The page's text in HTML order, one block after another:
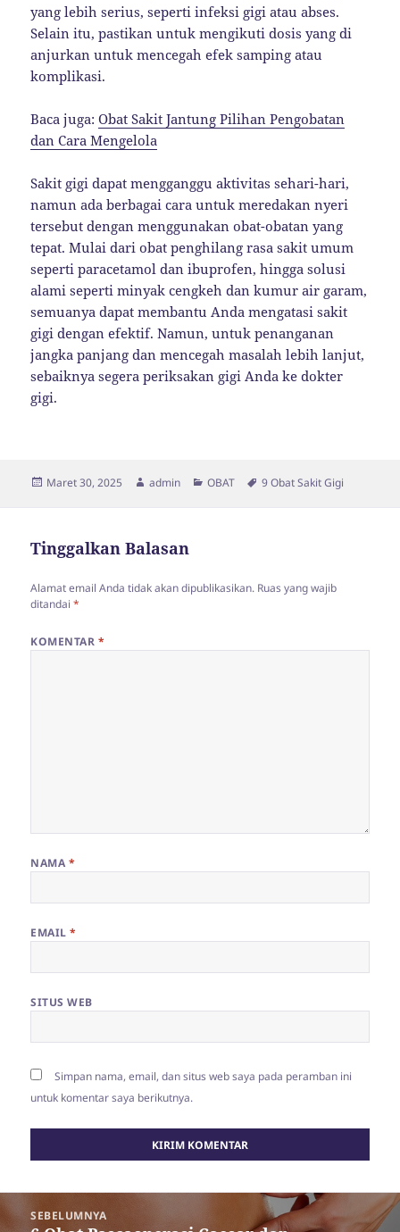
yang lebih serius, seperti infeksi gigi atau abses.
Selain itu, pastikan untuk mengikuti dosis yang di
anjurkan untuk mencegah efek samping atau
komplikasi.
Baca juga:Obat Sakit Jantung Pilihan Pengobatan
dan Cara Mengelola
Sakit gigi dapat mengganggu aktivitas sehari-hari,
namun ada berbagai cara untuk meredakan nyeri
tersebut dengan menggunakan obat-obatan yang
tepat. Mulai dari obat penghilang rasa sakit umum
seperti paracetamol dan ibuprofen, hingga solusi
alami seperti minyak cengkeh dan kumur air garam,
semuanya dapat membantu Anda mengatasi sakit
gigi dengan efektif. Namun, untuk penanganan
jangka panjang dan mencegah masalah lebih lanjut,
sebaiknya segera periksakan gigi Anda ke dokter
gigi.
Diposkan
Maret 30, 2025 Penulis
admin Kategori
OBAT Tag
9 Obat Sakit Gigi
Tinggalkan Balasan
Alamat email Anda tidak akan dipublikasikan. Ruas yang wajib
ditandai*
KOMENTAR *
NAMA *
EMAIL*
SITUS WEB
Simpan nama, email, dan situs web saya pada peramban ini
untuk komentar saya berikutnya.
Navigasi
pos
SEBELUMNYA